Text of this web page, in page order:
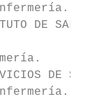
DE SALUD
DE